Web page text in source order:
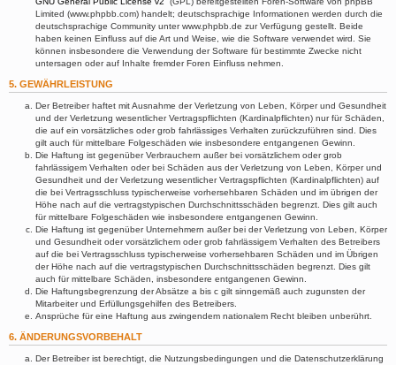
Limited (www.phpbb.com) handelt; deutschsprachige Informationen werden durch die
deutschsprachige Community unter www.phpbb.de zur Verfügung gestellt. Beide
haben keinen Einfluss auf die Art und Weise, wie die Software verwendet wird. Sie
können insbesondere die Verwendung der Software für bestimmte Zwecke nicht
untersagen oder auf Inhalte fremder Foren Einfluss nehmen.
5. GEWÄHRLEISTUNG
Der Betreiber haftet mit Ausnahme der Verletzung von Leben, Körper und Gesundheit
und der Verletzung wesentlicher Vertragspflichten (Kardinalpflichten) nur für Schäden,
die auf ein vorsätzliches oder grob fahrlässiges Verhalten zurückzuführen sind. Dies
gilt auch für mittelbare Folgeschäden wie insbesondere entgangenen Gewinn.
Die Haftung ist gegenüber Verbrauchern außer bei vorsätzlichem oder grob
fahrlässigem Verhalten oder bei Schäden aus der Verletzung von Leben, Körper und
Gesundheit und der Verletzung wesentlicher Vertragspflichten (Kardinalpflichten) auf
die bei Vertragsschluss typischerweise vorhersehbaren Schäden und im übrigen der
Höhe nach auf die vertragstypischen Durchschnittsschäden begrenzt. Dies gilt auch
für mittelbare Folgeschäden wie insbesondere entgangenen Gewinn.
Die Haftung ist gegenüber Unternehmern außer bei der Verletzung von Leben, Körper
und Gesundheit oder vorsätzlichem oder grob fahrlässigem Verhalten des Betreibers
auf die bei Vertragsschluss typischerweise vorhersehbaren Schäden und im Übrigen
der Höhe nach auf die vertragstypischen Durchschnittsschäden begrenzt. Dies gilt
auch für mittelbare Schäden, insbesondere entgangenen Gewinn.
Die Haftungsbegrenzung der Absätze a bis c gilt sinngemäß auch zugunsten der
Mitarbeiter und Erfüllungsgehilfen des Betreibers.
Ansprüche für eine Haftung aus zwingendem nationalem Recht bleiben unberührt.
6. ÄNDERUNGSVORBEHALT
Der Betreiber ist berechtigt, die Nutzungsbedingungen und die Datenschutzerklärung